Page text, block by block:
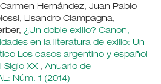
Hernández, Juan Pablo
Lisandro Ciampagna,
¿Un doble exilio? Canon,
en la literatura de exilio: Un
Los casos argentino y español
Siglo XX , Anuario de
Núm. 1 (2014)